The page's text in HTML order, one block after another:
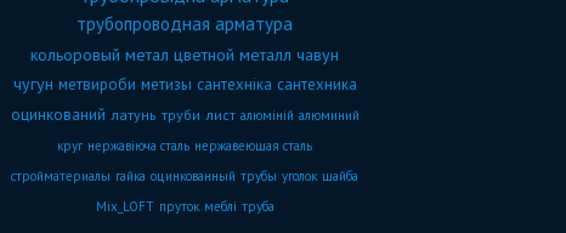
трубопроводная арматура
кольоровый метал цветной металл чавун
чугун метвироби метизы сантехніка сантехника
оцинкований латунь труби лист алюміній алюминий
круг нержавіюча сталь нержавеющая сталь
стройматериалы гайка оцинкованный трубы уголок шайба
Mix_LOFT пруток меблі труба